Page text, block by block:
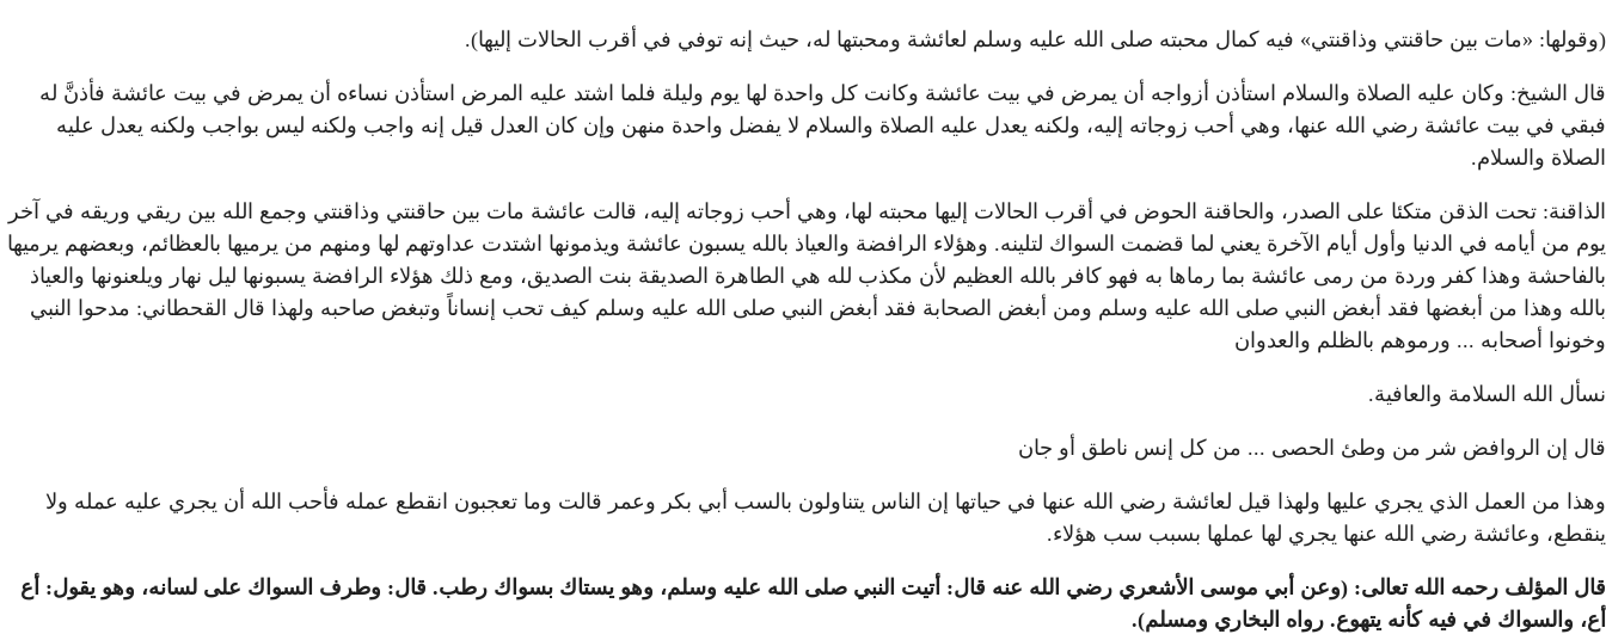
(وقولها: «مات بين حاقنتي وذاقنتي» فيه كمال محبته صلى الله عليه وسلم لعائشة ومحبتها له، حيث إنه توفي في أقرب الحالات إليها).
قال الشيخ: وكان عليه الصلاة والسلام استأذن أزواجه أن يمرض في بيت عائشة وكانت كل واحدة لها يوم وليلة فلما اشتد عليه المرض استأذن نساءه أن يمرض في بيت عائشة فأذنَّ له
فبقي في بيت عائشة رضي الله عنها، وهي أحب زوجاته إليه، ولكنه يعدل عليه الصلاة والسلام لا يفضل واحدة منهن وإن كان العدل قيل إنه واجب ولكنه ليس بواجب ولكنه يعدل عليه
الصلاة والسلام.
الذاقنة: تحت الذقن متكئا على الصدر، والحاقنة الحوض في أقرب الحالات إليها محبته لها، وهي أحب زوجاته إليه، قالت عائشة مات بين حاقنتي وذاقنتي وجمع الله بين ريقي وريقه في آخر
يوم من أيامه في الدنيا وأول أيام الآخرة يعني لما قضمت السواك لتلينه. وهؤلاء الرافضة والعياذ بالله يسبون عائشة ويذمونها اشتدت عداوتهم لها ومنهم من يرميها بالعظائم، وبعضهم يرميها
بالفاحشة وهذا كفر وردة من رمى عائشة بما رماها به فهو كافر بالله العظيم لأن مكذب لله هي الطاهرة الصديقة بنت الصديق، ومع ذلك هؤلاء الرافضة يسبونها ليل نهار ويلعنونها والعياذ
بالله وهذا من أبغضها فقد أبغض النبي صلى الله عليه وسلم ومن أبغض الصحابة فقد أبغض النبي صلى الله عليه وسلم كيف تحب إنساناً وتبغض صاحبه ولهذا قال القحطاني: مدحوا النبي
وخونوا أصحابه ... ورموهم بالظلم والعدوان
نسأل الله السلامة والعافية.
قال إن الروافض شر من وطئ الحصى ... من كل إنس ناطق أو جان
وهذا من العمل الذي يجري عليها ولهذا قيل لعائشة رضي الله عنها في حياتها إن الناس يتناولون بالسب أبي بكر وعمر قالت وما تعجبون انقطع عمله فأحب الله أن يجري عليه عمله ولا
ينقطع، وعائشة رضي الله عنها يجري لها عملها بسبب سب هؤلاء.
قال المؤلف رحمه الله تعالى: (وعن أبي موسى الأشعري رضي الله عنه قال: أتيت النبي صلى الله عليه وسلم، وهو يستاك بسواك رطب. قال: وطرف السواك على لسانه، وهو يقول: أع
أع، والسواك في فيه كأنه يتهوع. رواه البخاري ومسلم).